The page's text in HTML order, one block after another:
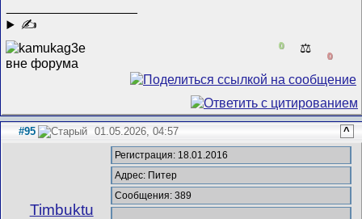
✍
0 ⚖️
0
#95 01.05.2026, 04:57 ^
Timbuktu
Регистрация: 18.01.2016
Адрес: Питер
Сообщения: 389